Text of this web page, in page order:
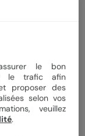
cm plié
Satiné
le bon
le trafic afin
proposer des
selon vos
veuillez
.